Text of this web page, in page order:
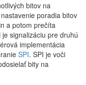
bitov na
poradia bitov
a potom prečíta
signalizáciu pre druhú
implementácia
SPI. SPI je voči
bity na